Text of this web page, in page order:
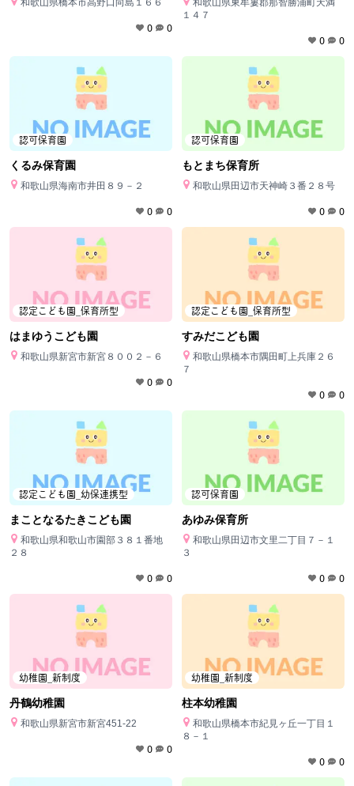
和歌山県橋本市高野口向島１６６
0 0
和歌山県東牟婁郡那智勝浦町天満
１４７
0 0
認可保育園
くるみ保育園
和歌山県海南市井田８９－２
0 0
認可保育園
もとまち保育所
和歌山県田辺市天神崎３番２８号
0 0
認定こども園_保育所型
はまゆうこども園
和歌山県新宮市新宮８００２－６
0 0
認定こども園_保育所型
すみだこども園
和歌山県橋本市隅田町上兵庫２６
７
0 0
認定こども園_幼保連携型
まことなるたきこども園
和歌山県和歌山市園部３８１番地
２８
0 0
認可保育園
あゆみ保育所
和歌山県田辺市文里二丁目７－１
３
0 0
幼稚園_新制度
丹鶴幼稚園
和歌山県新宮市新宮451-22
0 0
幼稚園_新制度
柱本幼稚園
和歌山県橋本市紀見ヶ丘一丁目１
８－１
0 0